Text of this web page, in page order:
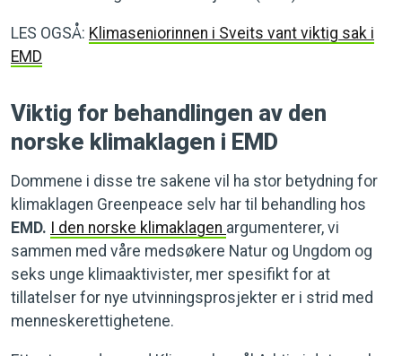
LES OGSÅ: Klimaseniorinnen i Sveits vant viktig sak i
EMD
Viktig for behandlingen av den
norske klimaklagen i EMD
Dommene i disse tre sakene vil ha stor betydning for
klimaklagen Greenpeace selv har til behandling hos
EMD.
I den norske klimaklagen argumenterer, vi
sammen med våre medsøkere Natur og Ungdom og
seks unge klimaaktivister, mer spesifikt for at
tillatelser for nye utvinningsprosjekter er i strid med
menneskerettighetene.